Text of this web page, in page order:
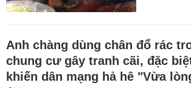
Anh chàng dùng chân đổ rác
chung cư gây tranh cãi, đặc
khiến dân mạng hả hê "Vừa